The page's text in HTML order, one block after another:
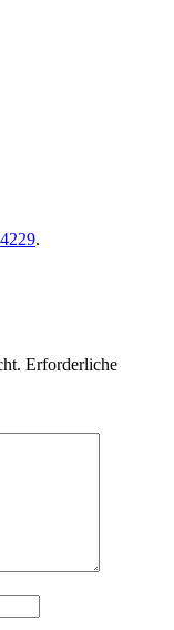
.
Erforderliche